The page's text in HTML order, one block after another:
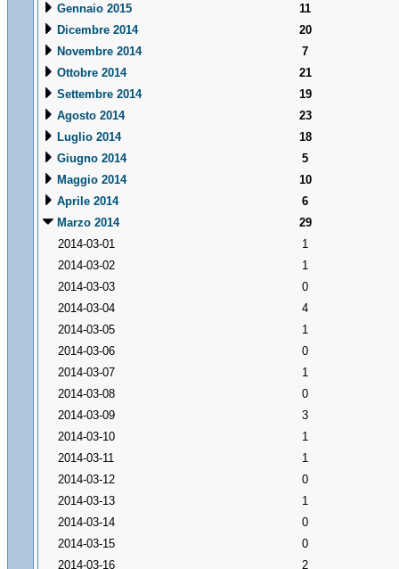
Gennaio 2015
11
Dicembre 2014
20
Novembre 2014
7
Ottobre 2014
21
Settembre 2014
19
Agosto 2014
23
Luglio 2014
18
Giugno 2014
5
Maggio 2014
10
Aprile 2014
6
Marzo 2014
29
2014-03-01
1
2014-03-02
1
2014-03-03
0
2014-03-04
4
2014-03-05
1
2014-03-06
0
2014-03-07
1
2014-03-08
0
2014-03-09
3
2014-03-10
1
2014-03-11
1
2014-03-12
0
2014-03-13
1
2014-03-14
0
2014-03-15
0
2014-03-16
2